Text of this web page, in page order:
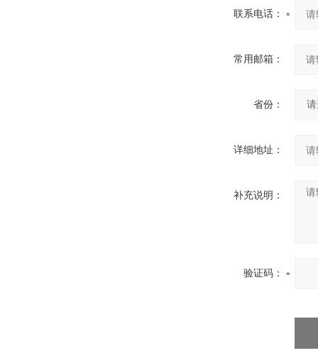
联系电话：
常用邮箱：
省份：
详细地址：
补充说明：
验证码：